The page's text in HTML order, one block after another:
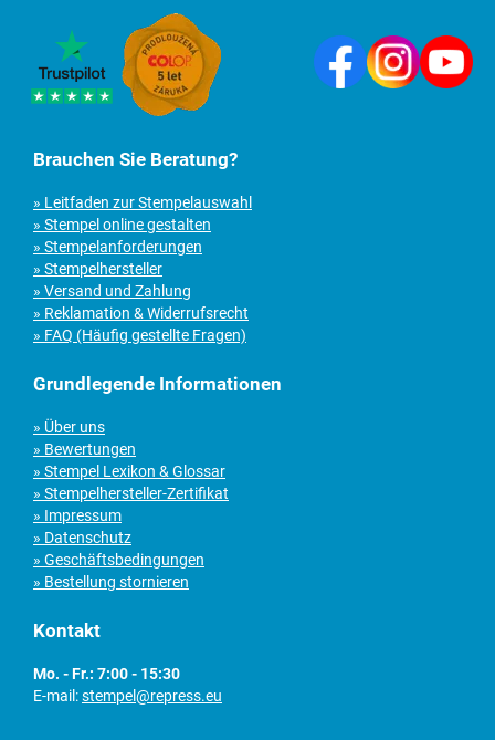
Brauchen Sie Beratung?
» Leitfaden zur Stempelauswahl
» Stempel online gestalten
» Stempelanforderungen
» Stempelhersteller
» Versand und Zahlung
» Reklamation & Widerrufsrecht
» FAQ (Häufig gestellte Fragen)
Grundlegende Informationen
» Über uns
» Bewertungen
» Stempel Lexikon & Glossar
» Stempelhersteller-Zertifikat
» Impressum
» Datenschutz
» Geschäftsbedingungen
» Bestellung stornieren
Kontakt
Mo. - Fr.: 7:00 - 15:30
E-mail:stempel@repress.eu